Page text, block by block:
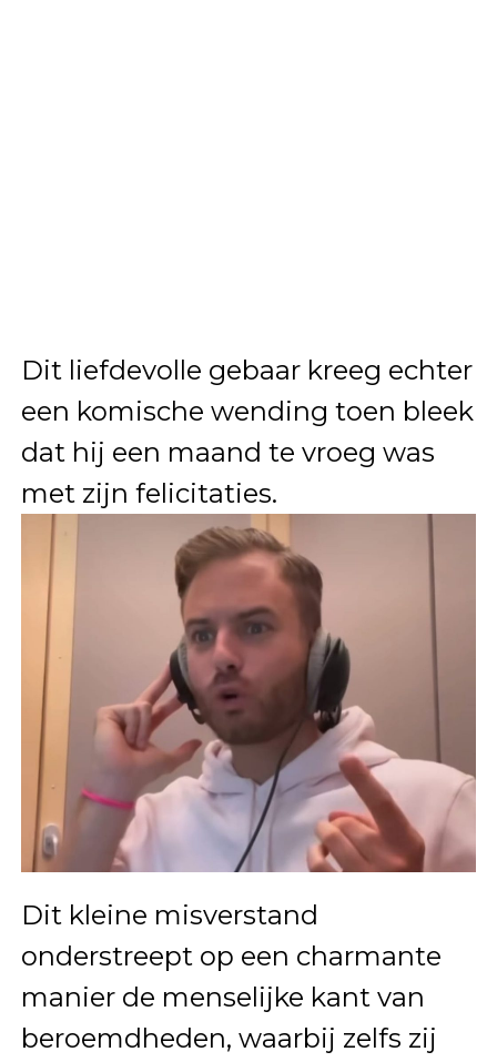
Dit liefdevolle gebaar kreeg echter
een komische wending toen bleek
dat hij een maand te vroeg was
met zijn felicitaties.
Dit kleine misverstand
onderstreept op een charmante
manier de menselijke kant van
beroemdheden, waarbij zelfs zij